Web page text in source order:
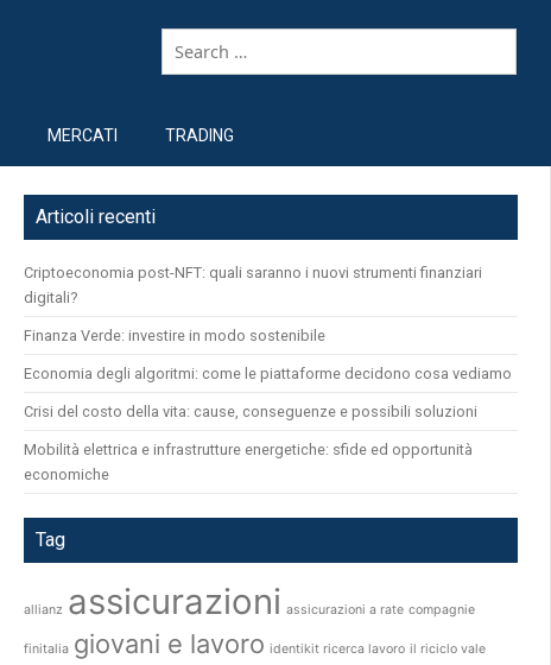
MERCATI TRADING
Articoli recenti
Criptoeconomia post-NFT: quali saranno i nuovi strumenti finanziari
digitali?
Finanza Verde: investire in modo sostenibile
Economia degli algoritmi: come le piattaforme decidono cosa vediamo
Crisi del costo della vita: cause, conseguenze e possibili soluzioni
Mobilità elettrica e infrastrutture energetiche: sfide ed opportunità
economiche
Tag
allianz assicurazioni assicurazioni a rate compagnie
finitalia giovani e lavoro identikit ricerca lavoro il riciclo vale